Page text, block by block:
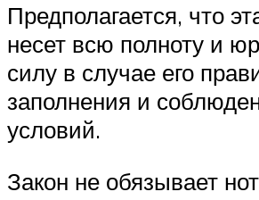
Предполагается, что
несет всю полноту и
силу в случае его
заполнения и
условий.
Закон не обязывает